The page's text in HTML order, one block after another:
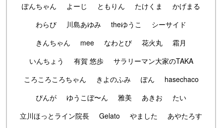
ぽんちゃん
よーじ ともりん たけくま
かげまる
わらび
川島あゆみ theゆうこ
シーサイド
きんちゃん
mee なわとび 花火丸
霜月
いんちょう
有賀 悠歩
サラリーマン大家のTAKA
ころころころちゃん
きよのふみ ぽん
hasechaco
ぴんが
ゆうこぼ〜ん 雅美 あきお
たい
立川ほっとライン院長
Gelato やました
あやたろす